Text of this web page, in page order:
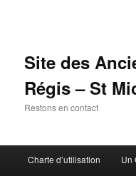
Site des
Régis – St
Restons en contact
principal
Charte d’utilisation Un